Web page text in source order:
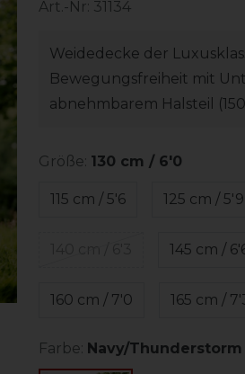
Art.-Nr: 31134
Weidedecke der
Bewegungsfreiheit mit
abnehmbarem Halsteil
Größe: 130 cm / 6'0
115 cm / 5'6 125 cm / 5'9
145 cm /
160 cm / 7'0 165 cm /
Farbe: Navy/